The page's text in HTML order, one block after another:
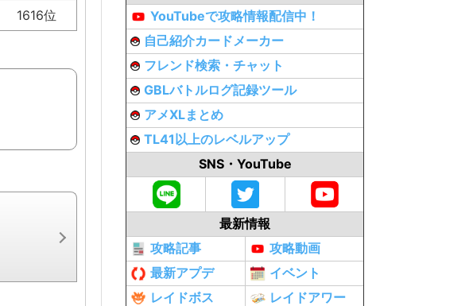
1616位
YouTubeで攻略情報配信中！
自己紹介カードメーカー
フレンド検索・チャット
GBLバトルログ記録ツール
アメXLまとめ
TL41以上のレベルアップ
SNS・YouTube
最新情報
攻略記事
攻略動画
最新アプデ
イベント
レイドボス
レイドアワー